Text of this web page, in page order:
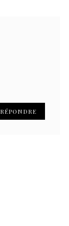
RÉPONDRE